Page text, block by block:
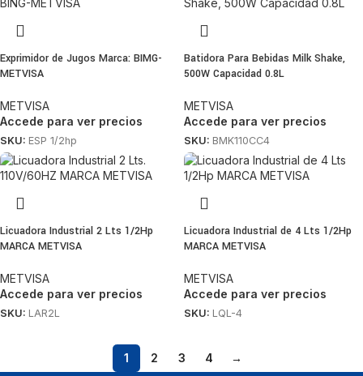
Exprimidor de Jugos Marca: BIMG-
METVISA
METVISA
Accede para ver precios
SKU: ESP 1/2hp
Batidora Para Bebidas Milk Shake,
500W Capacidad 0.8L
METVISA
Accede para ver precios
SKU: BMK110CC4
Licuadora Industrial 2 Lts 1/2Hp
MARCA METVISA
METVISA
Accede para ver precios
SKU: LAR2L
Licuadora Industrial de 4 Lts 1/2Hp
MARCA METVISA
METVISA
Accede para ver precios
SKU: LQL-4
1 2 3 4 →